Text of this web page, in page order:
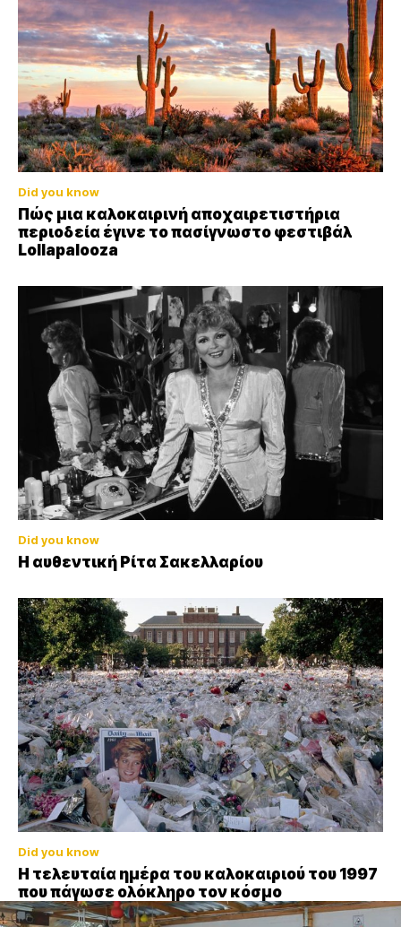
Did you know
Πώς μια καλοκαιρινή αποχαιρετιστήρια
περιοδεία έγινε το πασίγνωστο φεστιβάλ
Lollapalooza
Did you know
Η αυθεντική Ρίτα Σακελλαρίου
Did you know
Η τελευταία ημέρα του καλοκαιριού του 1997
που πάγωσε ολόκληρο τον κόσμο